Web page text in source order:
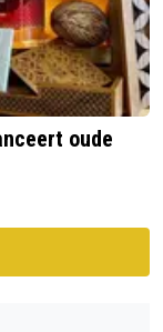
oude